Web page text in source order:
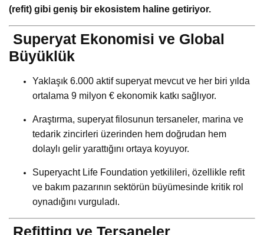
(refit) gibi geniş bir ekosistem haline getiriyor.
Superyat Ekonomisi ve Global
Büyüklük
Yaklaşık 6.000 aktif superyat mevcut ve her biri yılda
ortalama 9 milyon € ekonomik katkı sağlıyor.
Araştırma, superyat filosunun tersaneler, marina ve
tedarik zincirleri üzerinden hem doğrudan hem
dolaylı gelir yarattığını ortaya koyuyor.
Superyacht Life Foundation yetkilileri, özellikle refit
ve bakım pazarının sektörün büyümesinde kritik rol
oynadığını vurguladı.
Refitting ve Tersaneler